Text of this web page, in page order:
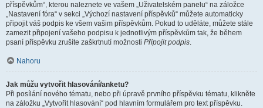
příspěvkům“, kterou naleznete ve vašem „Uživatelském panelu“ na záložce
„Nastavení fóra“ v sekci „Výchozí nastavení příspěvků“ můžete automaticky
připojit váš podpis ke všem vašim příspěvkům. Pokud to uděláte, můžete stále
zamezit připojení vašeho podpisu k jednotlivým příspěvkům tak, že během
psaní příspěvku zrušíte zaškrtnutí možnosti Připojit podpis.
Nahoru
Jak můžu vytvořit hlasování/anketu?
Při posílání nového tématu, nebo při úpravě prvního příspěvku tématu, klikněte
na záložku „Vytvořit hlasování“ pod hlavním formulářem pro text příspěvku.